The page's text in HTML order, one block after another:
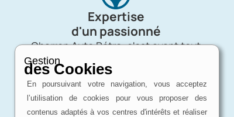
Expertise
d'un passionné
Charron Auto Rétro, c'est avant tout
Gestion
des Cookies
En poursuivant votre navigation, vous acceptez
l’utilisation de cookies pour vous proposer des
contenus adaptés à vos centres d'intérêts et réaliser